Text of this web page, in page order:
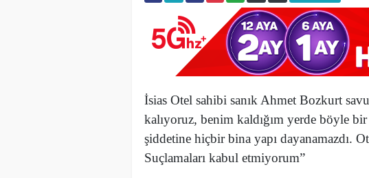
İsias Otel sahibi sanık Ahmet Bozkurt
kalıyoruz, benim kaldığım yerde böyle
şiddetine hiçbir bina yapı dayanamazdı.
Suçlamaları kabul etmiyorum”